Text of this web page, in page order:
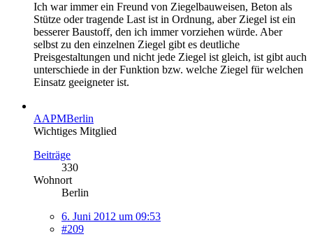
Ich war immer ein Freund von Ziegelbauweisen, Beton als
Stütze oder tragende Last ist in Ordnung, aber Ziegel ist ein
besserer Baustoff, den ich immer vorziehen würde. Aber
selbst zu den einzelnen Ziegel gibt es deutliche
Preisgestaltungen und nicht jede Ziegel ist gleich, ist gibt auch
unterschiede in der Funktion bzw. welche Ziegel für welchen
Einsatz geeigneter ist.
AAPMBerlin
Wichtiges Mitglied
Beiträge
330
Wohnort
Berlin
6. Juni 2012 um 09:53
#209